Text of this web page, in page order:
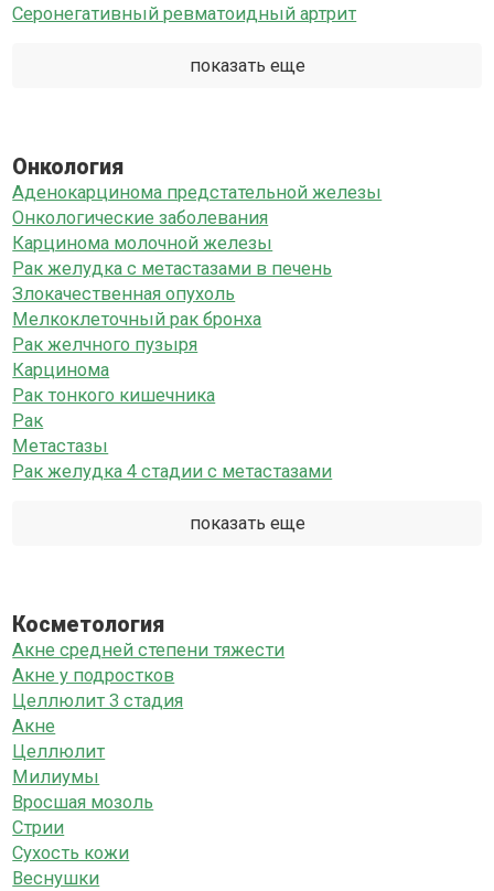
Серонегативный ревматоидный артрит
показать еще
Онкология
Аденокарцинома предстательной железы
Онкологические заболевания
Карцинома молочной железы
Рак желудка с метастазами в печень
Злокачественная опухоль
Мелкоклеточный рак бронха
Рак желчного пузыря
Карцинома
Рак тонкого кишечника
Рак
Метастазы
Рак желудка 4 стадии с метастазами
показать еще
Косметология
Акне средней степени тяжести
Акне у подростков
Целлюлит 3 стадия
Акне
Целлюлит
Милиумы
Вросшая мозоль
Стрии
Сухость кожи
Веснушки